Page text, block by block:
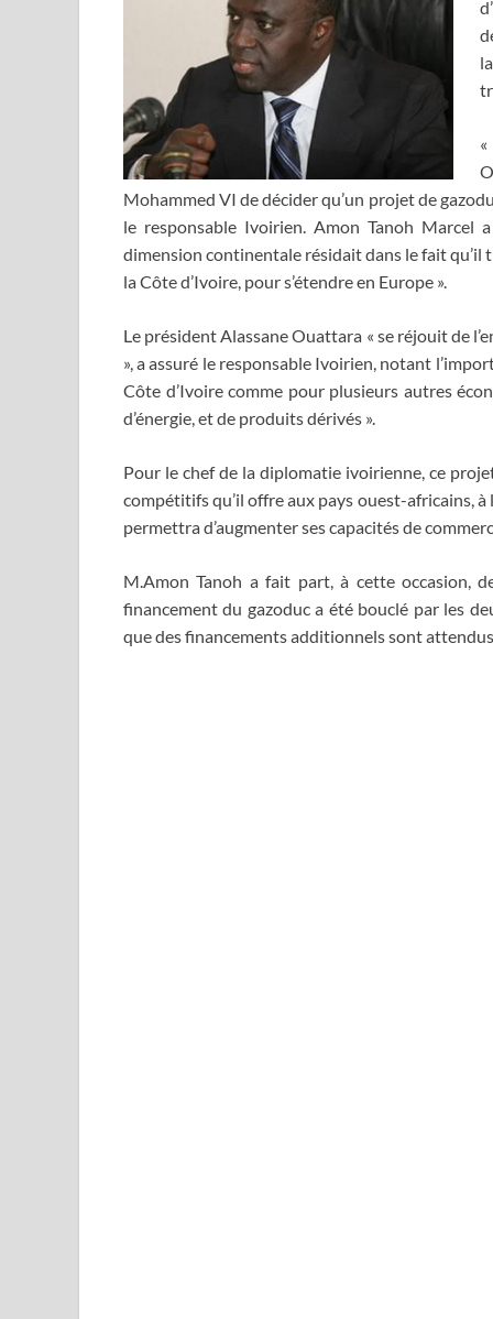
Mohammed VI de décider qu’un projet de
le responsable Ivoirien. Amon Tanoh Marcel
dimension continentale résidait dans le fait qu’il
la Côte d’Ivoire, pour s’étendre en Europe ».
Le président Alassane Ouattara « se réjouit de
», a assuré le responsable Ivoirien, notant
Côte d’Ivoire comme pour plusieurs autres
d’énergie, et de produits dérivés ».
Pour le chef de la diplomatie ivoirienne, ce
compétitifs qu’il offre aux pays ouest-africains, à
permettra d’augmenter ses capacités de
M.Amon Tanoh a fait part, à cette occasion,
financement du gazoduc a été bouclé par les
que des financements additionnels sont